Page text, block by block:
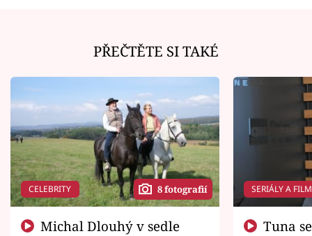
PŘEČTĚTE SI TAKÉ
CELEBRITY 8 fotografií SERIÁLY A